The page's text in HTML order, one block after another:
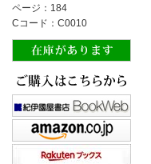
ページ：184
Cコード：C0010